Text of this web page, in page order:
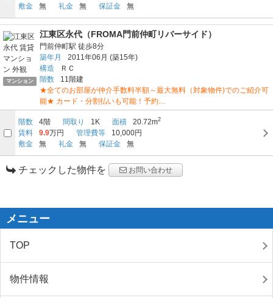
敷金
無 礼金 無 保証金 無
マンション
江東区永代（FROMA門前仲町リバーサイド）
門前仲町駅 徒歩8分
築年月
2011年06月 (築15年)
構造
ＲＣ
階数
11階建
★全てのお部屋が仲介手数料半額～最大無料（対象物件)でのご紹介可
能★ カード・分割払いも可能！予約…
階数 4階 間取り 1K 面積 20.72m2
賃料 9.9万円 管理費等
10,000円
敷金
無 礼金 無 保証金 無
チェックした物件を お問い合わせ
メニュー
TOP
物件情報